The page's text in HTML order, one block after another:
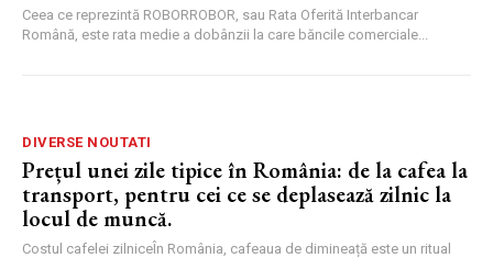
Ceea ce reprezintă ROBORROBOR, sau Rata Oferită Interbancar
Română, este rata medie a dobânzii la care băncile comerciale...
DIVERSE NOUTATI
Prețul unei zile tipice în România: de la cafea la
transport, pentru cei ce se deplasează zilnic la
locul de muncă.
Costul cafelei zilniceÎn România, cafeaua de dimineață este un ritual